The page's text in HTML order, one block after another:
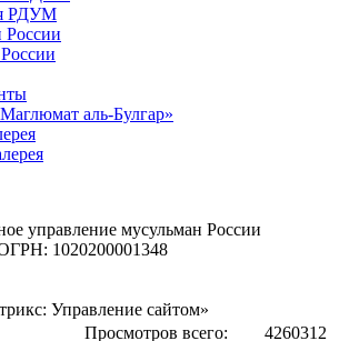
РДУМ
аль-Булгар»
управление мусульман России
1020200001348
Управление сайтом»
Просмотров всего:
4260312